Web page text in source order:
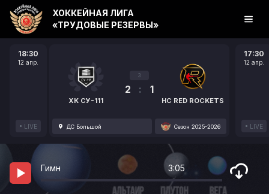
18:30
12 апр.
LIVE
ХК СУ-111
3
2 : 1
HC RED ROCKETS
ДС Большой Сезон 2025-2026
17:30
12 апр.
LIVE
ХОККЕЙНАЯ ЛИГА
«ТРУДОВЫЕ РЕЗЕРВЫ»
Гимн 3:05